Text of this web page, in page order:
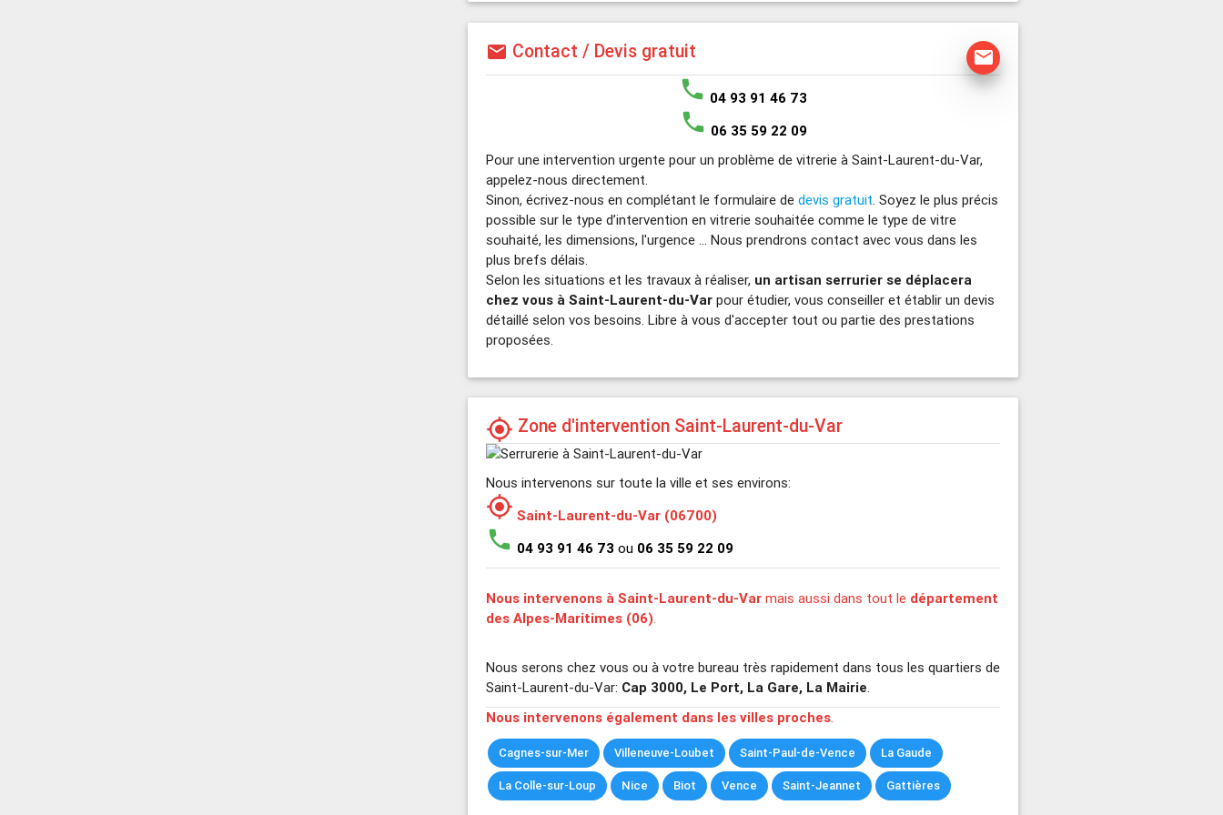
mail Contact / Devis gratuit mail
phone 04 93 91 46 73
phone 06 35 59 22 09
Pour une intervention urgente pour un problème de vitrerie à Saint-Laurent-du-Var,
appelez-nous directement.
Sinon, écrivez-nous en complétant le formulaire dedevis gratuit . Soyez le plus précis
possible sur le type d’intervention en vitrerie souhaitée comme le type de vitre
souhaité, les dimensions, l'urgence ... Nous prendrons contact avec vous dans les
plus brefs délais.
Selon les situations et les travaux à réaliser, un artisan serrurier se déplacera
chez vous à Saint-Laurent-du-Var pour étudier, vous conseiller et établir un devis
détaillé selon vos besoins. Libre à vous d'accepter tout ou partie des prestations
proposées.
my_location Zone d'intervention Saint-Laurent-du-Var
Nous intervenons sur toute la ville et ses environs:
my_location Saint-Laurent-du-Var (06700)
phone 04 93 91 46 73 ou 06 35 59 22 09
Nous intervenons à Saint-Laurent-du-Var mais aussi dans tout le département
des Alpes-Maritimes (06).
Nous serons chez vous ou à votre bureau très rapidement dans tous les quartiers de
Saint-Laurent-du-Var: Cap 3000, Le Port, La Gare, La Mairie.
Nous intervenons également dans les villes proches.
Cagnes-sur-Mer Villeneuve-Loubet Saint-Paul-de-Vence La Gaude
La Colle-sur-Loup Nice Biot Vence Saint-Jeannet Gattières